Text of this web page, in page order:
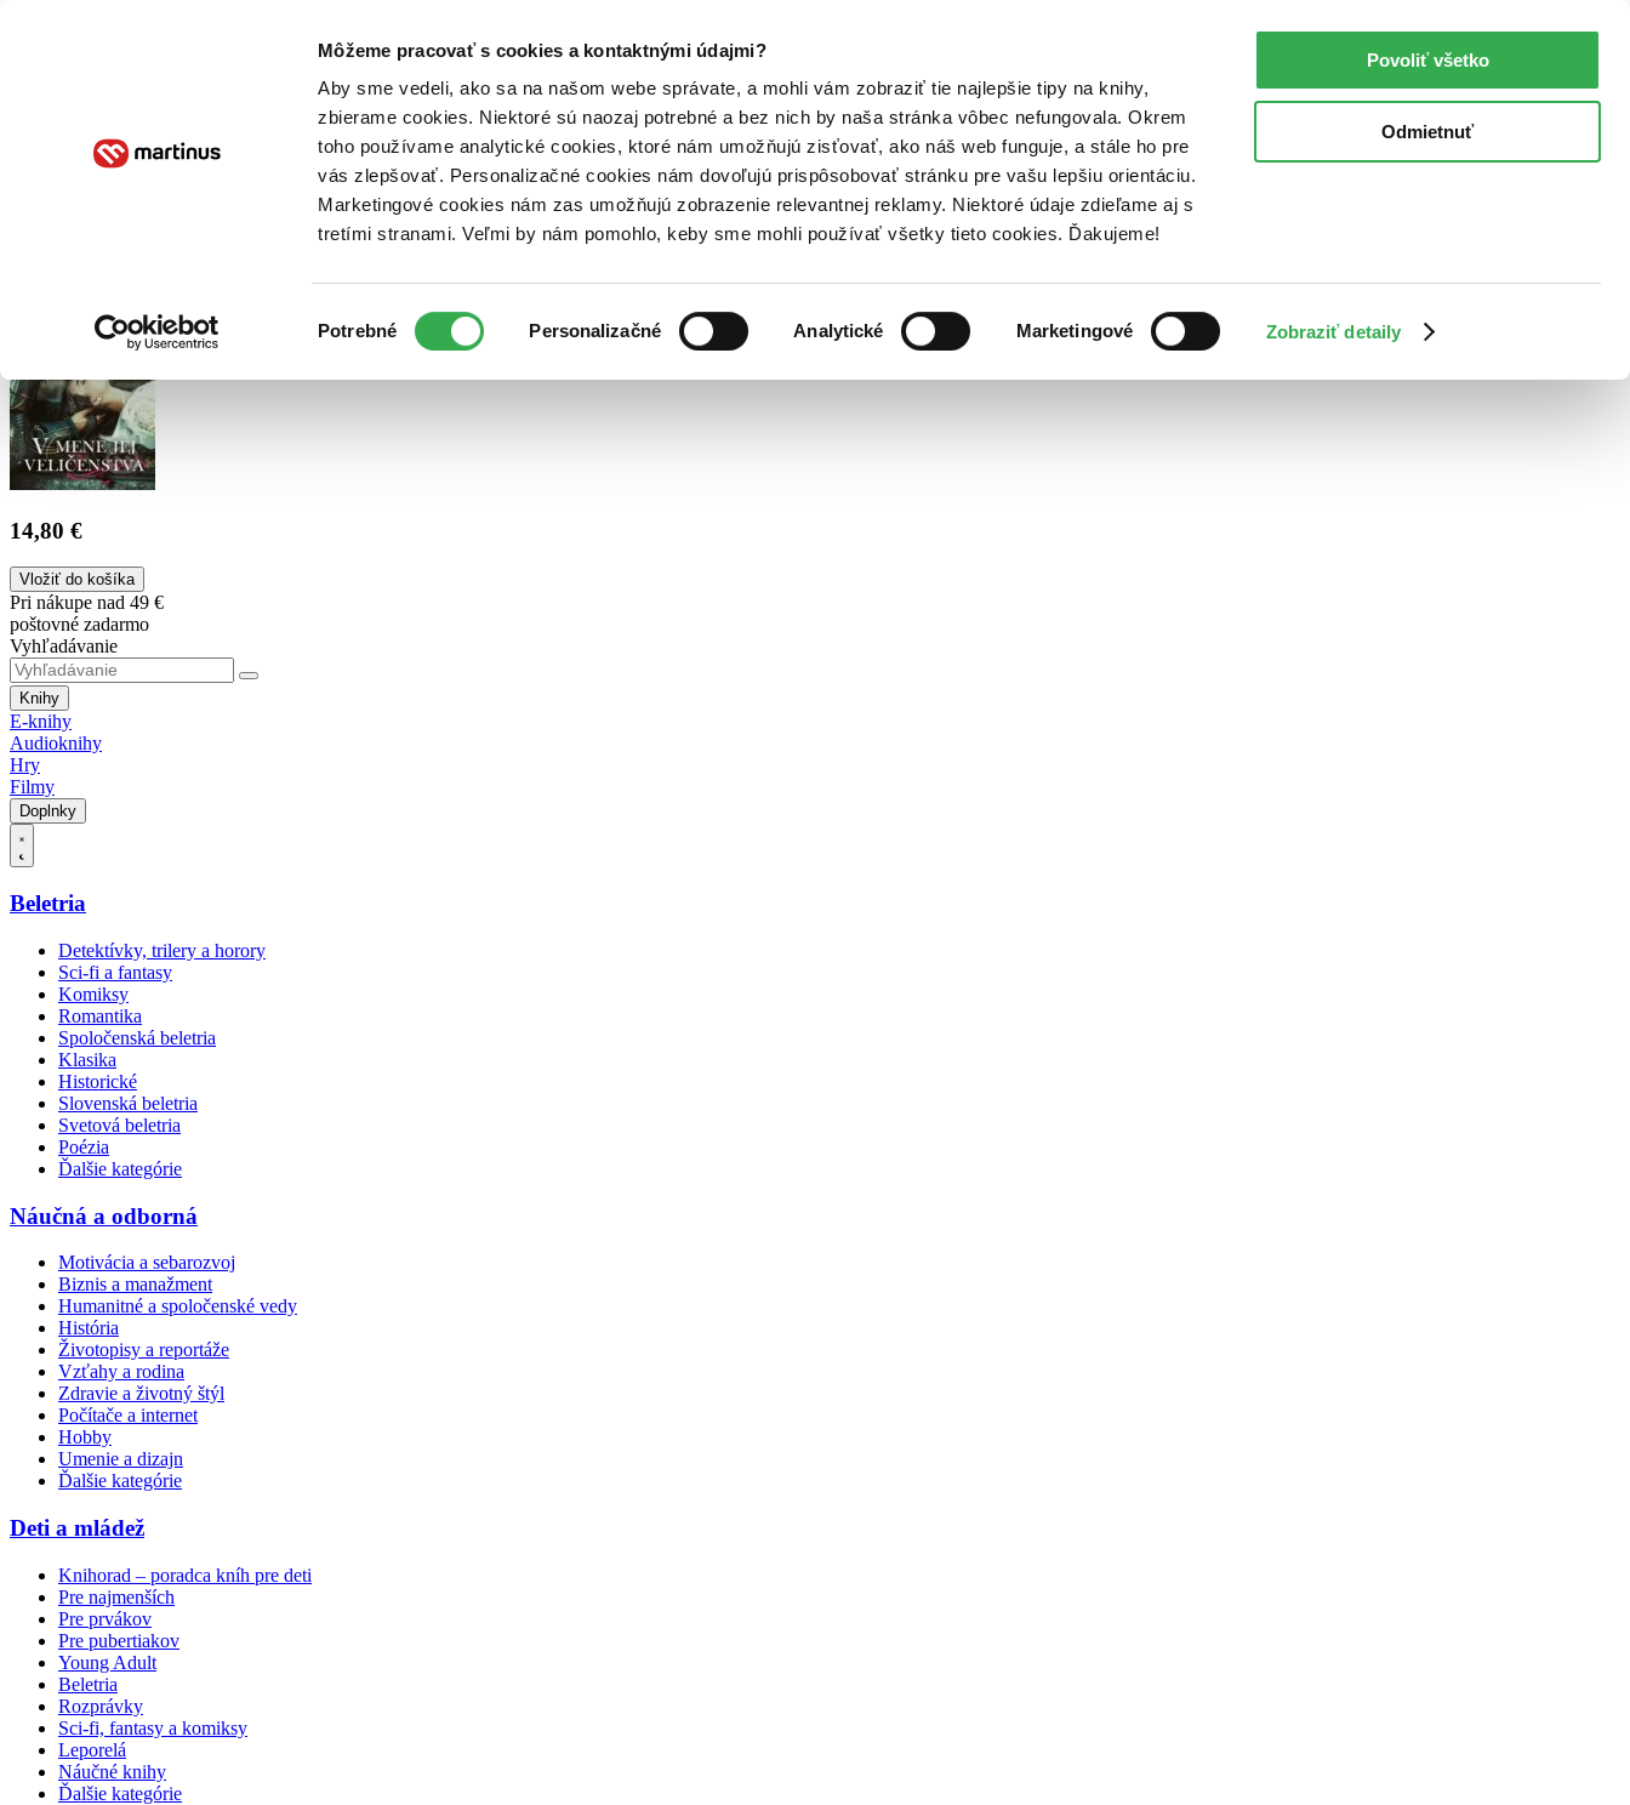
Môžeme pracovať s cookies a kontaktnými údajmi?
Aby sme vedeli, ako sa na našom webe správate, a mohli vám zobraziť tie najlepšie tipy na knihy,
zbierame cookies. Niektoré sú naozaj potrebné a bez nich by naša stránka vôbec nefungovala. Okrem
toho používame analytické cookies, ktoré nám umožňujú zisťovať, ako náš web funguje, a stále ho pre
vás zlepšovať. Personalizačné cookies nám dovoľujú prispôsobovať stránku pre vašu lepšiu orientáciu.
Marketingové cookies nám zas umožňujú zobrazenie relevantnej reklamy. Niektoré údaje zdieľame aj s
tretími stranami. Veľmi by nám pomohlo, keby sme mohli používať všetky tieto cookies. Ďakujeme!
súhlasu
Potrebné Personalizačné Analytické Marketingové Zobraziť detaily
Povoliť všetko
Odmietnuť
Poukážky Kontakt
14,80 €
Vložiť do košíka
Pri nákupe nad 49 €
poštovné zadarmo
Vyhľadávanie
Knihy
E-knihy
Audioknihy
Hry
Filmy
Doplnky
Beletria
Detektívky, trilery a horory
Sci-fi a fantasy
Komiksy
Romantika
Spoločenská beletria
Klasika
Historické
Slovenská beletria
Svetová beletria
Poézia
Ďalšie kategórie
Náučná a odborná
Motivácia a sebarozvoj
Biznis a manažment
Humanitné a spoločenské vedy
História
Životopisy a reportáže
Vzťahy a rodina
Zdravie a životný štýl
Počítače a internet
Hobby
Umenie a dizajn
Ďalšie kategórie
Deti a mládež
Knihorad – poradca kníh pre deti
Pre najmenších
Pre prvákov
Pre pubertiakov
Young Adult
Beletria
Rozprávky
Sci-fi, fantasy a komiksy
Leporelá
Náučné knihy
Ďalšie kategórie